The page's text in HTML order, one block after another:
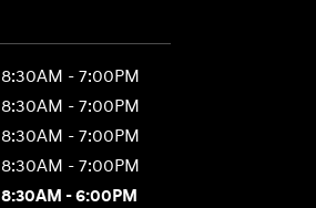
8:30AM - 7:00PM
8:30AM - 7:00PM
8:30AM - 7:00PM
8:30AM - 7:00PM
8:30AM - 6:00PM